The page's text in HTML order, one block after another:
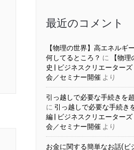
最近のコメント
【物理の世界】高エネルギ
何してるところ？ に
【物
史 | ビジネスクリエーター
会／セミナー開催 より
引っ越しで必要な手続きを
に 引っ越しで必要な手続き
編 | ビジネスクリエーター
会／セミナー開催 より
お金に関する簡単なお話(ビ